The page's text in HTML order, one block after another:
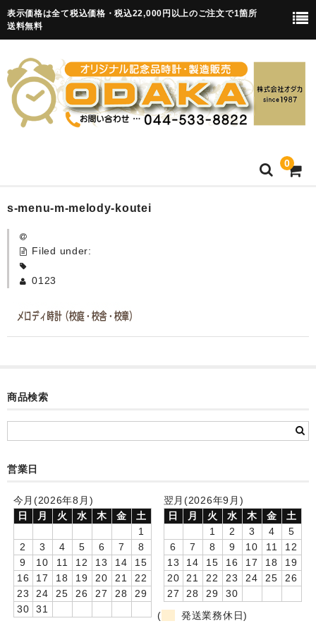
表示価格は全て税込価格・税込22,000円以上のご注文で1箇所
送料無料
0
HOME
卒園記念品
お絵かきギャラリープラス(絵＋個別)
メロディ時計(個別)
制服メモリー
お絵かきギャラリー
s-menu-m-melody-koutei
Filed under:
0123
商品検索
営業日
今月(2026年8月)
日
月 火 水 木 金
土
1
2
3 4 5 6 7
8
9
10 11 12 13 14
15
16
17 18 19 20 21
22
23
24 25 26 27 28
29
30
31
翌月(2026年9月)
日
月 火 水 木 金
土
1
2 3 4
5
6
7 8 9 10 11
12
13
14 15 16 17 18
19
20
21 22 23 24 25
26
27
28 29
30
(
発送業務休日)